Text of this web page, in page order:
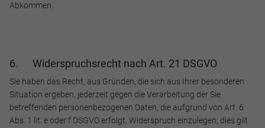
Abkommen.
6. Widerspruchsrecht nach Art. 21 DSGVO
Sie haben das Recht, aus Gründen, die sich aus Ihrer besonderen
Situation ergeben, jederzeit gegen die Verarbeitung der Sie
betreffenden personenbezogenen Daten, die aufgrund von Art. 6
Abs. 1 lit. e oder f DSGVO erfolgt, Widerspruch einzulegen; dies gilt